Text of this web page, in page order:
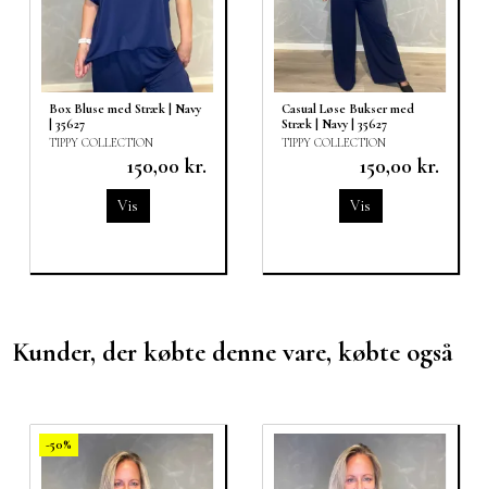
Box Bluse med Stræk | Navy
| 35627
TIPPY COLLECTION
150,00 kr.
Vis
Casual Løse Bukser med
Stræk | Navy | 35627
TIPPY COLLECTION
150,00 kr.
Vis
Kunder, der købte denne vare, købte også
-50%